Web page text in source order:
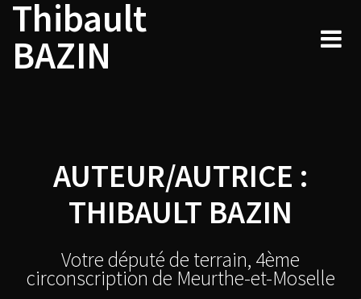
Skip
content
Thibault
BAZIN
AUTEUR/AUTRICE :
THIBAULT BAZIN
Votre député de terrain, 4ème
circonscription de Meurthe-et-Moselle
Navigation
au
articles